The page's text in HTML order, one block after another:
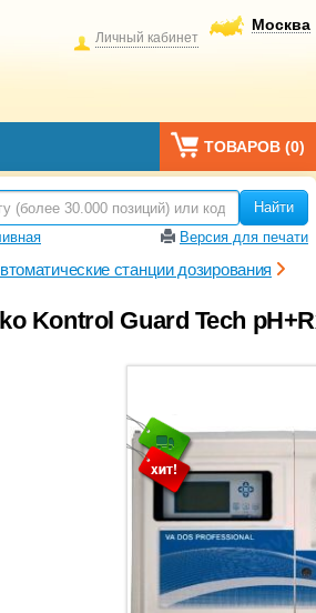
Москва
Личный кабинет
ТОВАРОВ (0)
Найти
Версия для печати
станции дозирования
Kontrol Guard Tech